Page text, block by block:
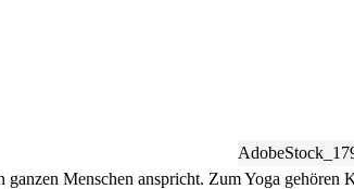
ganzen Menschen anspricht. Zum Yoga gehören